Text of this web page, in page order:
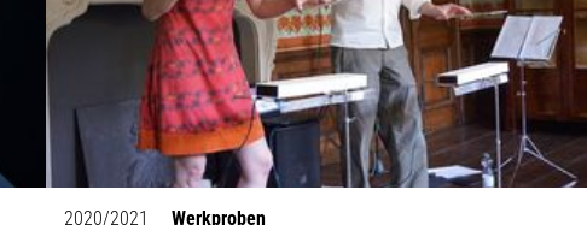
2020/2021 Werkproben